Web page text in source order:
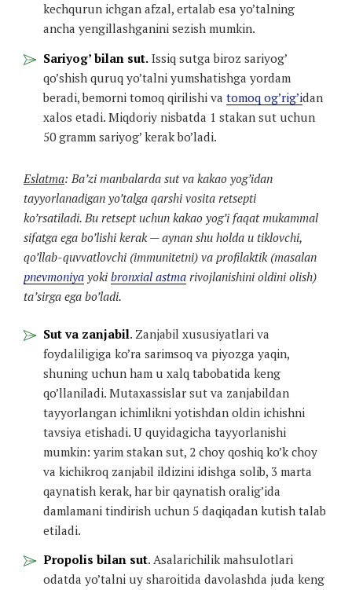
kechqurun ichgan afzal, ertalab esa yo’talning
ancha yengillashganini sezish mumkin.
Sariyog’ bilan sut. Issiq sutga biroz sariyog’
qo’shish quruq yo’talni yumshatishga yordam
beradi, bemorni tomoq qirilishi va tomoq og’rig’idan
xalos etadi. Miqdoriy nisbatda 1 stakan sut uchun
50 gramm sariyog’ kerak bo’ladi.
Eslatma: Ba’zi manbalarda sut va kakao yog’idan
tayyorlanadigan yo’talga qarshi vosita retsepti
ko’rsatiladi. Bu retsept uchun kakao yog’i faqat mukammal
sifatga ega bo’lishi kerak — aynan shu holda u tiklovchi,
qo’llab-quvvatlovchi (immunitetni) va profilaktik (masalan
pnevmoniya yoki bronxial astma rivojlanishini oldini olish)
ta’sirga ega bo’ladi.
Sut va zanjabil. Zanjabil xususiyatlari va
foydaliligiga ko’ra sarimsoq va piyozga yaqin,
shuning uchun ham u xalq tabobatida keng
qo’llaniladi. Mutaxassislar sut va zanjabildan
tayyorlangan ichimlikni yotishdan oldin ichishni
tavsiya etishadi. U quyidagicha tayyorlanishi
mumkin: yarim stakan sut, 2 choy qoshiq ko’k choy
va kichikroq zanjabil ildizini idishga solib, 3 marta
qaynatish kerak, har bir qaynatish oralig’ida
damlamani tindirish uchun 5 daqiqadan kutish talab
etiladi.
Propolis bilan sut. Asalarichilik mahsulotlari
odatda yo’talni uy sharoitida davolashda juda keng